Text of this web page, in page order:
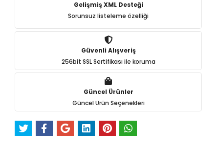
Gelişmiş XML Desteği
Sorunsuz listeleme özelliği
Güvenli Alışveriş
256bit SSL Sertifikası ile koruma
Güncel Ürünler
Güncel Ürün Seçenekleri